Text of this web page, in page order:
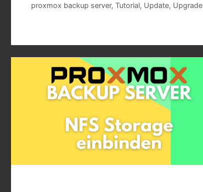
proxmox backup server, Tutorial, Update, Upgrade